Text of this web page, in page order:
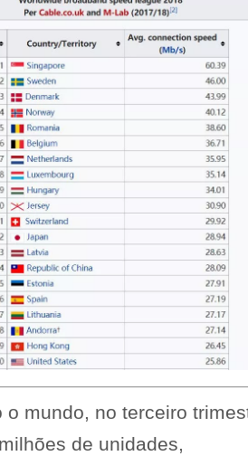
mundo, no terceiro
de unidades,